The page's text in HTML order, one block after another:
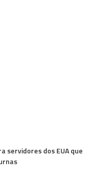
servidores dos EUA que